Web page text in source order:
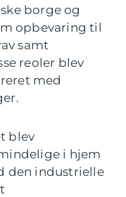
borge og
opbevaring til
samt
reoler blev
med
blev
i hjem
den industrielle